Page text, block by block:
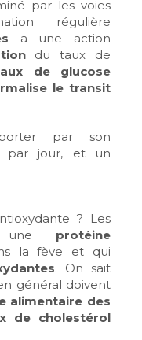
par les voies
régulière
a une action
du taux de
de glucose
le transit
par son
par jour, et un
? Les
une protéine
la fève et qui
. On sait
général doivent
alimentaire des
de cholestérol